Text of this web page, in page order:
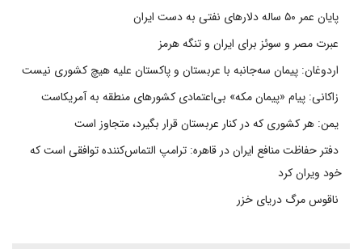
پایان عمر ۵۰ ساله دلارهای نفتی به دست ایران
عبرت مصر و سوئز برای ایران و تنگه هرمز
اردوغان: پیمان سه‌جانبه با عربستان و پاکستان علیه هیچ کشوری نیست
زاکانی: پیام «پیمان مکه» بی‌اعتمادی کشورهای منطقه به آمریکاست
یمن: هر کشوری که در کنار عربستان قرار بگیرد، متجاوز است
دفتر حفاظت منافع ایران در قاهره: ترامپ التماس‌کننده توافقی است که
خود ویران کرد
ناقوس مرگ دریای خزر